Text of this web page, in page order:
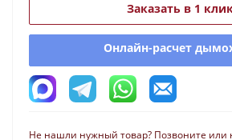
Заказать в 1
Онлайн-расчет
Не нашли нужный товар? Позвоните